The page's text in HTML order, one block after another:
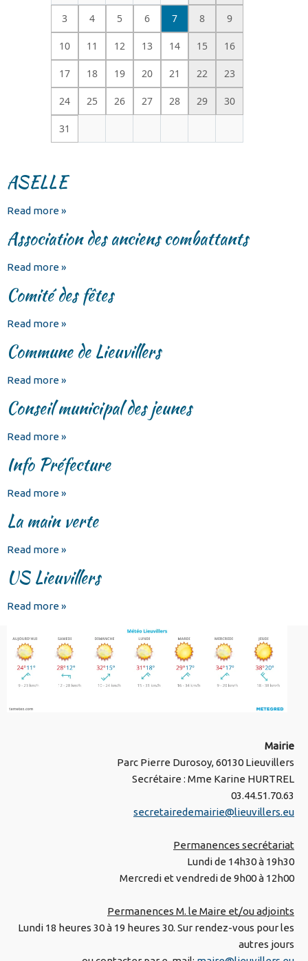
3 4 5 6 7 8 9
10 11 12 13 14 15 16
17 18 19 20 21 22 23
24 25 26 27 28 29 30
31
ASELLE
Read more »
Association des anciens combattants
Read more »
Comité des fêtes
Read more »
Commune de Lieuvillers
Read more »
Conseil municipal des jeunes
Read more »
Info Préfecture
Read more »
La main verte
Read more »
US Lieuvillers
Read more »
Mairie
Parc Pierre Durosoy, 60130 Lieuvillers
Secrétaire : Mme Karine HURTREL
03.44.51.70.63
secretairedemairie@lieuvillers.eu
Permanences secrétariat
Lundi de 14h30 à 19h30
Mercredi et vendredi de 9h00 à 12h00
Permanences M. le Maire et/ou adjoints
Lundi 18 heures 30 à 19 heures 30. Sur rendez-vous pour les
autres jours